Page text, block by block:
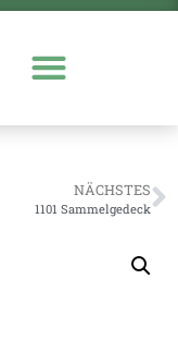
NÄCHSTES
1101 Sammelgedeck